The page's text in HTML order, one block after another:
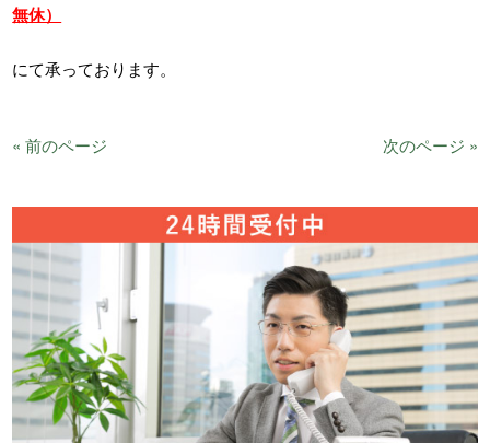
無休）
にて承っております。
« 前のページ 次のページ »